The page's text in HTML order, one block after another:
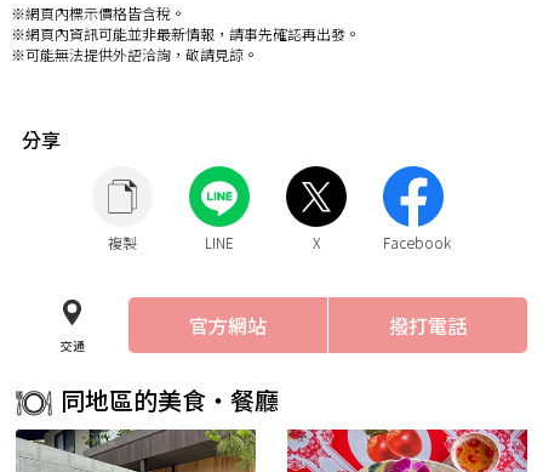
※網頁內標示價格皆含稅。
※網頁內資訊可能並非最新情報，請事先確認再出發。
※可能無法提供外語洽詢，敬請見諒。
分享
複製 LINE X Facebook
交通
官方網站 撥打電話
同地區的美食・餐廳